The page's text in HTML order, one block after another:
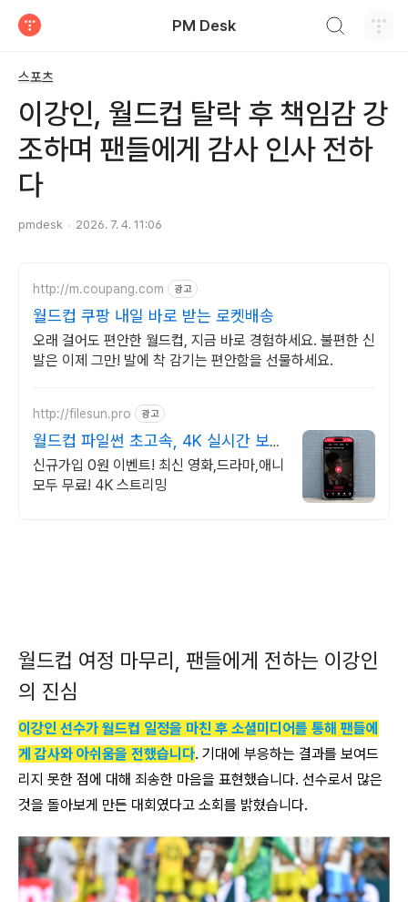
PM Desk
스포츠
이강인, 월드컵 탈락 후 책임감 강
조하며 팬들에게 감사 인사 전하
다
pmdesk 2026. 7. 4. 11:06
http://m.coupang.com 광고
월드컵 쿠팡 내일 바로 받는 로켓배송
오래 걸어도 편안한 월드컵, 지금 바로 경험하세요. 불편한 신
발은 이제 그만! 발에 착 감기는 편안함을 선물하세요.
http://filesun.pro 광고
월드컵 파일썬 초고속, 4K 실시간 보
기!
신규가입 0원 이벤트! 최신 영화,드라마,애니
모두 무료! 4K 스트리밍
월드컵 여정 마무리, 팬들에게 전하는 이강인
의 진심
이강인 선수가 월드컵 일정을 마친 후 소셜미디어를 통해 팬들에
게 감사와 아쉬움을 전했습니다. 기대에 부응하는 결과를 보여드
리지 못한 점에 대해 죄송한 마음을 표현했습니다. 선수로서 많은
것을 돌아보게 만든 대회였다고 소회를 밝혔습니다.